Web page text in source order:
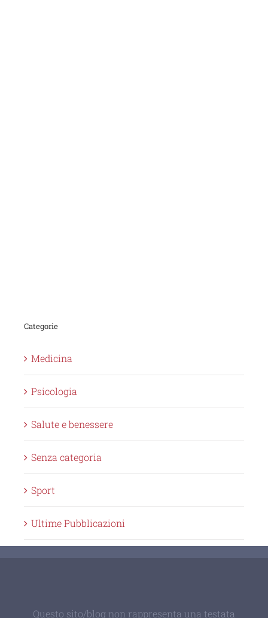
Categorie
Medicina
Psicologia
Salute e benessere
Senza categoria
Sport
Ultime Pubblicazioni
Questo sito/blog non rappresenta una testata